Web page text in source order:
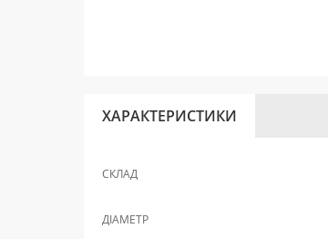
ХАРАКТЕРИСТИКИ
СКЛАД
ДІАМЕТР